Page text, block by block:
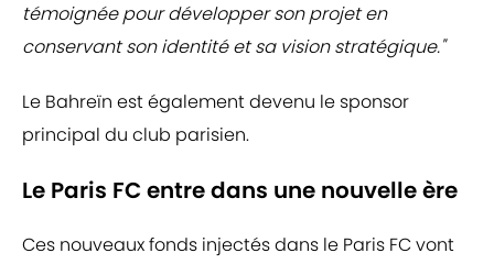
témoignée pour développer son projet en
conservant son identité et sa vision stratégique."
Le Bahreïn est également devenu le sponsor
principal du club parisien.
Le Paris FC entre dans une nouvelle ère
Ces nouveaux fonds injectés dans le Paris FC vont